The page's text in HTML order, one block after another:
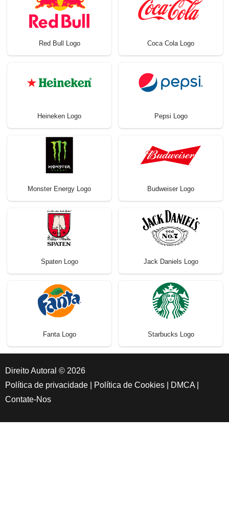
Red Bull Logo Coca Cola Logo
Heineken Logo Pepsi Logo
Monster Energy Logo Budweiser Logo
Spaten Logo Jack Daniels Logo
Fanta Logo Starbucks Logo
Direito Autoral © 2026
Política de privacidade
Política de Cookies DMCA
Contate-Nos